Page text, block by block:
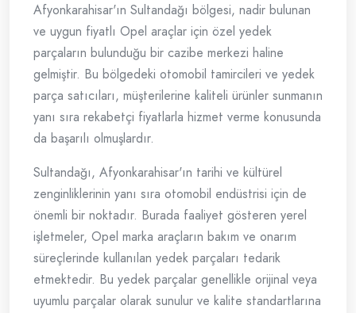
Afyonkarahisar'ın Sultandağı bölgesi, nadir bulunan
ve uygun fiyatlı Opel araçlar için özel yedek
parçaların bulunduğu bir cazibe merkezi haline
gelmiştir. Bu bölgedeki otomobil tamircileri ve yedek
parça satıcıları, müşterilerine kaliteli ürünler sunmanın
yanı sıra rekabetçi fiyatlarla hizmet verme konusunda
da başarılı olmuşlardır.
Sultandağı, Afyonkarahisar'ın tarihi ve kültürel
zenginliklerinin yanı sıra otomobil endüstrisi için de
önemli bir noktadır. Burada faaliyet gösteren yerel
işletmeler, Opel marka araçların bakım ve onarım
süreçlerinde kullanılan yedek parçaları tedarik
etmektedir. Bu yedek parçalar genellikle orijinal veya
uyumlu parçalar olarak sunulur ve kalite standartlarına